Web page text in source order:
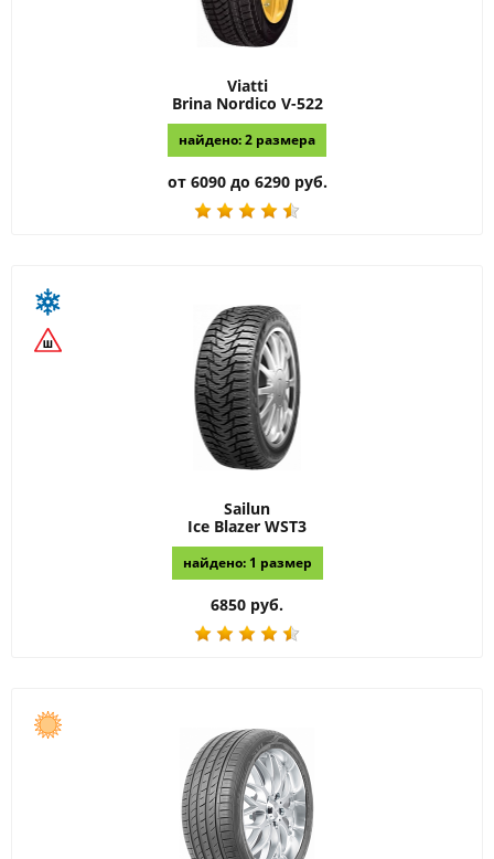
Viatti
Brina Nordico V-522
найдено: 2 размера
от 6090 до 6290 руб.
Sailun
Ice Blazer WST3
найдено: 1 размер
6850 руб.